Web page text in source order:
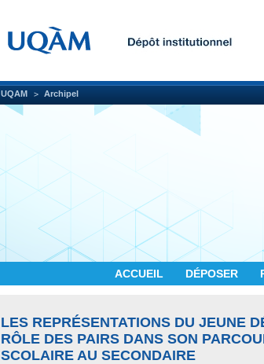
UQAM Archipel
ACCUEIL DÉPOSER
LES REPRÉSENTATIONS DU JEUNE
RÔLE DES PAIRS DANS SON
SCOLAIRE AU SECONDAIRE